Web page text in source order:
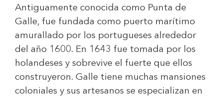
Antiguamente conocida como Punta de
Galle, fue fundada como puerto marítimo
amurallado por los portugueses alrededor
del año 1600. En 1643 fue tomada por los
holandeses y sobrevive el fuerte que ellos
construyeron. Galle tiene muchas mansiones
coloniales y sus artesanos se especializan en